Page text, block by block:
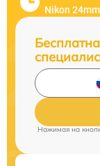
Nikon
Нажимая на